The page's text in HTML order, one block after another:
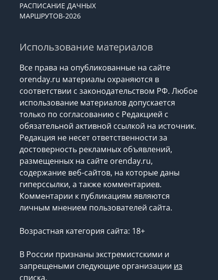
РАСПИСАНИЕ ДАЧНЫХ
МАРШРУТОВ-2026
Использование материалов
Все права на опубликованные на сайте
orenday.ru материалы охраняются в
соответствии с законодательством РФ. Любое
использование материалов допускается
только по согласованию с Редакцией с
обязательной активной ссылкой на источник.
Редакция не несет ответственности за
достоверность рекламных объявлений,
размещенных на сайте orenday.ru,
содержание веб-сайтов, на которые даны
гиперссылки, а также комментариев.
Комментарии к публикациям являются
личным мнением пользователей сайта.
Возрастная категория сайта: 18+
В России признаны экстремистскими и
запрещеными следующие организации из
списка.